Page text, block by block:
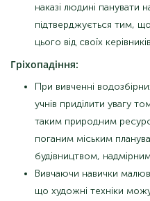
наказі людині
підтверджується тим,
цього від своїх
Гріхопадіння:
При вивченні
учнів приділити увагу
таким природним
поганим міським
будівництвом,
Вивчаючи навички
що художні техніки